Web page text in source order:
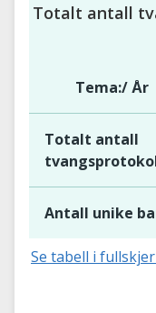
Totalt antall
Tema:/ År
Totalt antall
Antall unike
Se tabell i